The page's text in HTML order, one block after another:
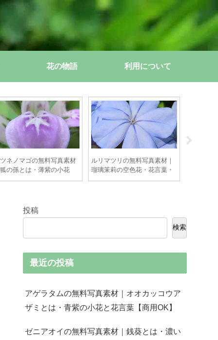
花の物語 利用について
ネノマゴの無料写真素材
狐の孫とは・薄紫の小花
用OK】
ルリマツリの無料写真素材｜
瑠璃茉莉の空色花・花言葉・
青空に映える撮影術【商用
投稿
検索
最近の投稿
アゲラタムの無料写真素材｜オオカッコウア
ザミとは・青紫の小花と花言葉【商用OK】
ゼニアオイの無料写真素材｜銭葵とは・濃い